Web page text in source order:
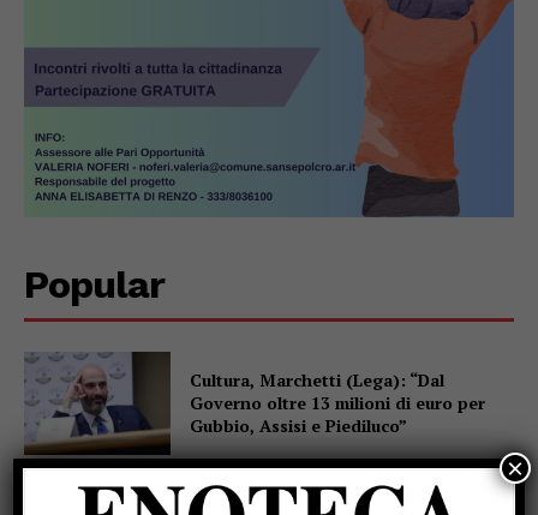
Popular
Cultura, Marchetti (Lega): “Dal
Governo oltre 13 milioni di euro per
Gubbio, Assisi e Piediluco”
Fiere di San Bartolomeo, la Chianina
×